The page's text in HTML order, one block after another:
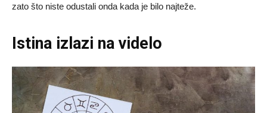
zato što niste odustali onda kada je bilo najteže.
Istina izlazi na videlo